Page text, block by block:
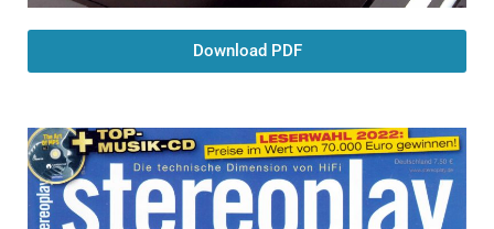
Download PDF